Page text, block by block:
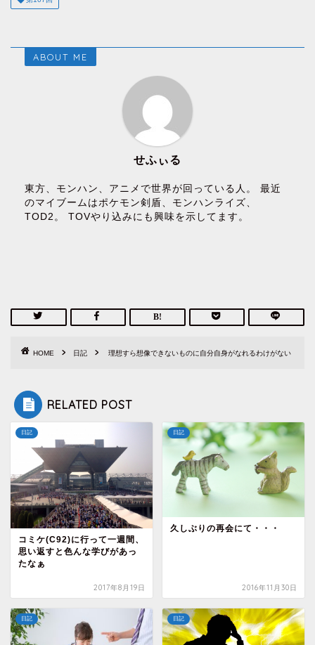
ABOUT ME
せふぃる
東方、モンハン、アニメで世界が回っている人。 最近
のマイブームはポケモン剣盾、モンハンライズ、
TOD2。 TOVやり込みにも興味を示してます。
HOME 日記 理想すら想像できないものに自分自身がなれるわけがない
RELATED POST
日記
コミケ(C92)に行って一週間、
思い返すと色んな学びがあっ
たなぁ
2017年8月19日
日記
久しぶりの再会にて・・・
2016年11月30日
日記 日記